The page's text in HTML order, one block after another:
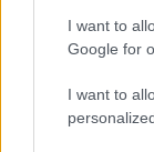
I want to
Google for
I want to
merker oss
fremgang fra
Ruud Hofstad